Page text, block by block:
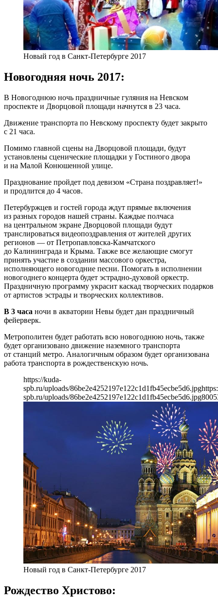
Новый год в Санкт-Петербурге 2017
Новогодняя ночь 2017:
В Новогоднюю ночь праздничные гуляния на Невском
проспекте и Дворцовой площади начнутся в 23 часа.
Движение транспорта по Невскому проспекту будет закрыто
с 21 часа.
Помимо главной сцены на Дворцовой площади, будут
установлены сценические площадки у Гостиного двора
и на Малой Конюшенной улице.
Празднование пройдет под девизом «Страна поздравляет!»
и продлится до 4 часов.
Петербуржцев и гостей города ждут прямые включения
из разных городов нашей страны. Каждые полчаса
на центральном экране Дворцовой площади будут
транслироваться видеопоздравления от жителей других
регионов — от Петропавловска-Камчатского
до Калининграда и Крыма. Также все желающие смогут
принять участие в создании массового оркестра,
исполняющего новогодние песни. Помогать в исполнении
новогоднего концерта будет эстрадно-духовой оркестр.
Праздничную программу украсит каскад творческих подарков
от артистов эстрады и творческих коллективов.
В 3 часа ночи в акватории Невы будет дан праздничный
фейерверк.
Метрополитен будет работать всю новогоднюю ночь, также
будет организовано движение наземного транспорта
от станций метро. Аналогичным образом будет организована
работа транспорта в рождественскую ночь.
https://kuda-
spb.ru/uploads/86be2e4252197e122c1d1fb45ecbe5d6.jpg
spb.ru/uploads/86be2e4252197e122c1d1fb45ecbe5d6.jpg800
Новый год в Санкт-Петербурге 2017
Рождество Христово: